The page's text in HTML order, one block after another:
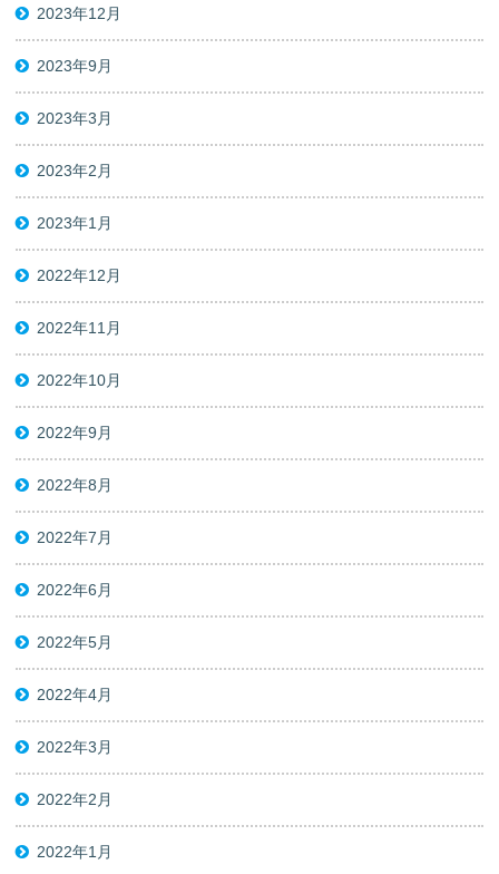
2023年12月
2023年9月
2023年3月
2023年2月
2023年1月
2022年12月
2022年11月
2022年10月
2022年9月
2022年8月
2022年7月
2022年6月
2022年5月
2022年4月
2022年3月
2022年2月
2022年1月